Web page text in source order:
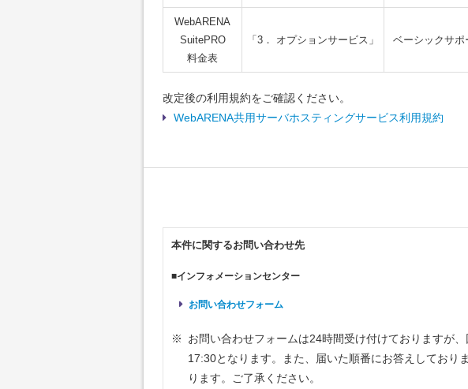
WebARENA
SuitePRO
料金表
「3． オプションサービス」 ベーシックサポ
改定後の利用規約をご確認ください。
WebARENA共用サーバホスティングサービス利用規約
本件に関するお問い合わせ先
■インフォメーションセンター
お問い合わせフォーム
※
お問い合わせフォームは24時間受け付けておりますが
17:30となります。また、届いた順番にお答えしており
ります。ご了承ください。